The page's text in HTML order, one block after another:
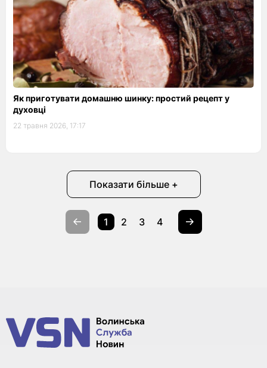
Як приготувати домашню шинку: простий рецепт у
духовці
22 травня 2026, 17:17
Показати більше +
1 2 3 4